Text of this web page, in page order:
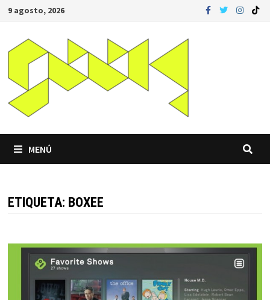
Saltar
contenido
9 agosto, 2026
MENÚ
ETIQUETA: BOXEE